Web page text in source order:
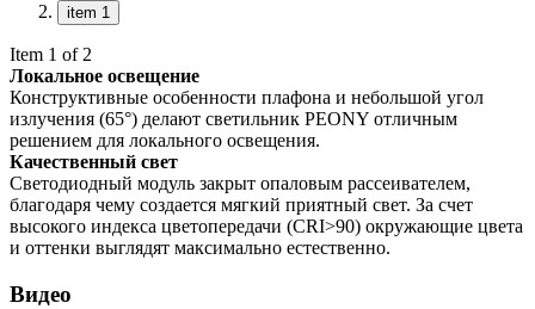
item 1
Item 1 of 2
Локальное освещение
Конструктивные особенности плафона и небольшой угол
излучения (65°) делают светильник PEONY отличным
решением для локального освещения.
Качественный свет
Светодиодный модуль закрыт опаловым рассеивателем,
благодаря чему создается мягкий приятный свет. За счет
высокого индекса цветопередачи (CRI>90) окружающие цвета
и оттенки выглядят максимально естественно.
Видео